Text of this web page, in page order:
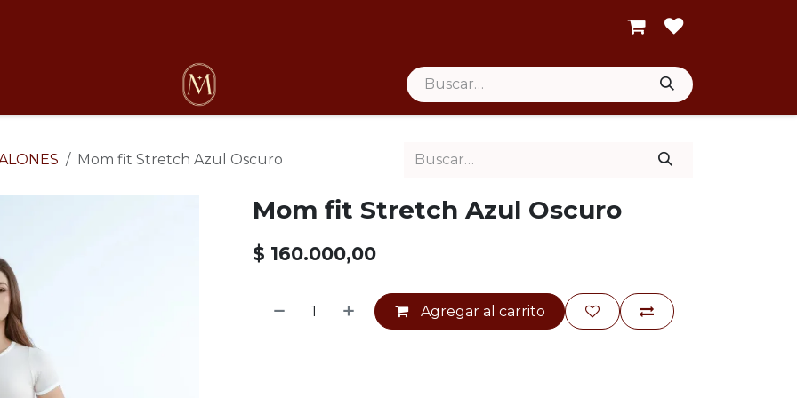
Mom fit Stretch Azul Oscuro
Mom fit Stretch Azul Oscuro
$ 160.000,00
Agregar al carrito